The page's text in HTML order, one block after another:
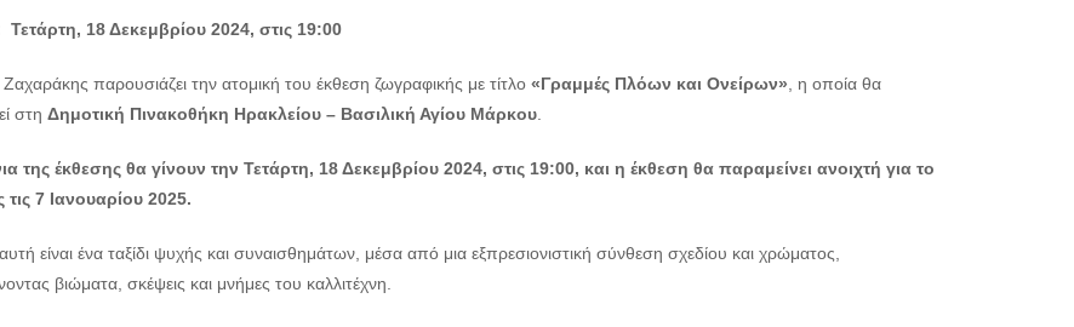
Τετάρτη, 18 Δεκεμβρίου 2024, στις 19:00
παρουσιάζει την ατομική του έκθεση ζωγραφικής με τίτλο «Γραμμές Πλόων και Ονείρων» , η οποία θα
στη Δημοτική Πινακοθήκη Ηρακλείου – Βασιλική Αγίου Μάρκου.
της έκθεσης θα γίνουν την Τετάρτη, 18 Δεκεμβρίου 2024, στις 19:00, και η έκθεση θα παραμείνει ανοιχτή για το
τις 7 Ιανουαρίου 2025.
είναι ένα ταξίδι ψυχής και συναισθημάτων, μέσα από μια εξπρεσιονιστική σύνθεση σχεδίου και χρώματος,
βιώματα, σκέψεις και μνήμες του καλλιτέχνη.